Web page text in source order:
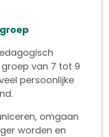
van 7 tot 9
persoonlijke
omgaan
worden en